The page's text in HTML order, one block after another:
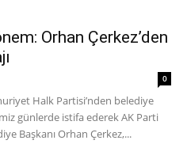
Orhan Çerkez’den
0
Halk Partisi’nden belediye
günlerde istifa ederek AK Parti
Başkanı Orhan Çerkez,...